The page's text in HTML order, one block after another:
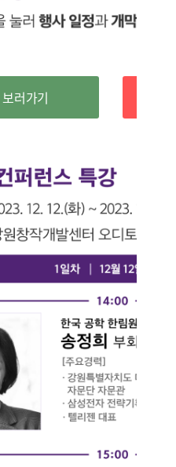
러가기